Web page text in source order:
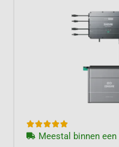

Meestal binnen een